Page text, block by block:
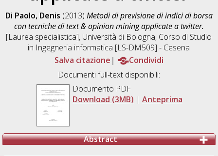
Di Paolo, Denis (2013) Metodi di previsione di indici di borsa
con tecniche di text & opinion mining applicate a twitter.
[Laurea specialistica], Università di Bologna, Corso di Studio
in Ingegneria informatica [LS-DM509] - Cesena
Salva citazione
Condividi
Documenti full-text disponibili:
Documento PDF
Download (3MB) | Anteprima
Abstract